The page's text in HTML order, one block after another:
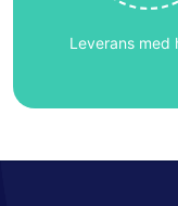
Leverans med